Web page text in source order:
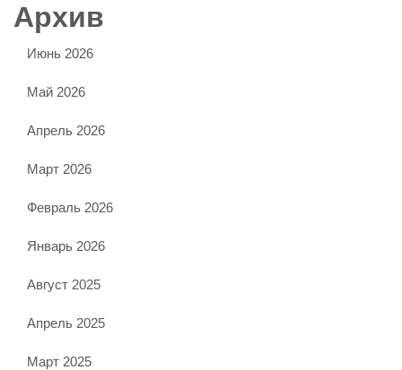
Архив
Июнь 2026
Май 2026
Апрель 2026
Март 2026
Февраль 2026
Январь 2026
Август 2025
Апрель 2025
Март 2025